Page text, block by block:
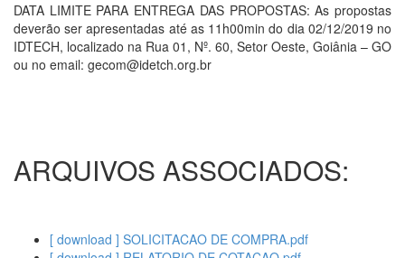
DATA LIMITE PARA ENTREGA DAS PROPOSTAS: As propostas
deverão ser apresentadas até as 11h00min do dia 02/12/2019 no
IDTECH, localizado na Rua 01, Nº. 60, Setor Oeste, Goiânia – GO
ou no email: gecom@idetch.org.br
ARQUIVOS ASSOCIADOS:
[ download ] SOLICITACAO DE COMPRA.pdf